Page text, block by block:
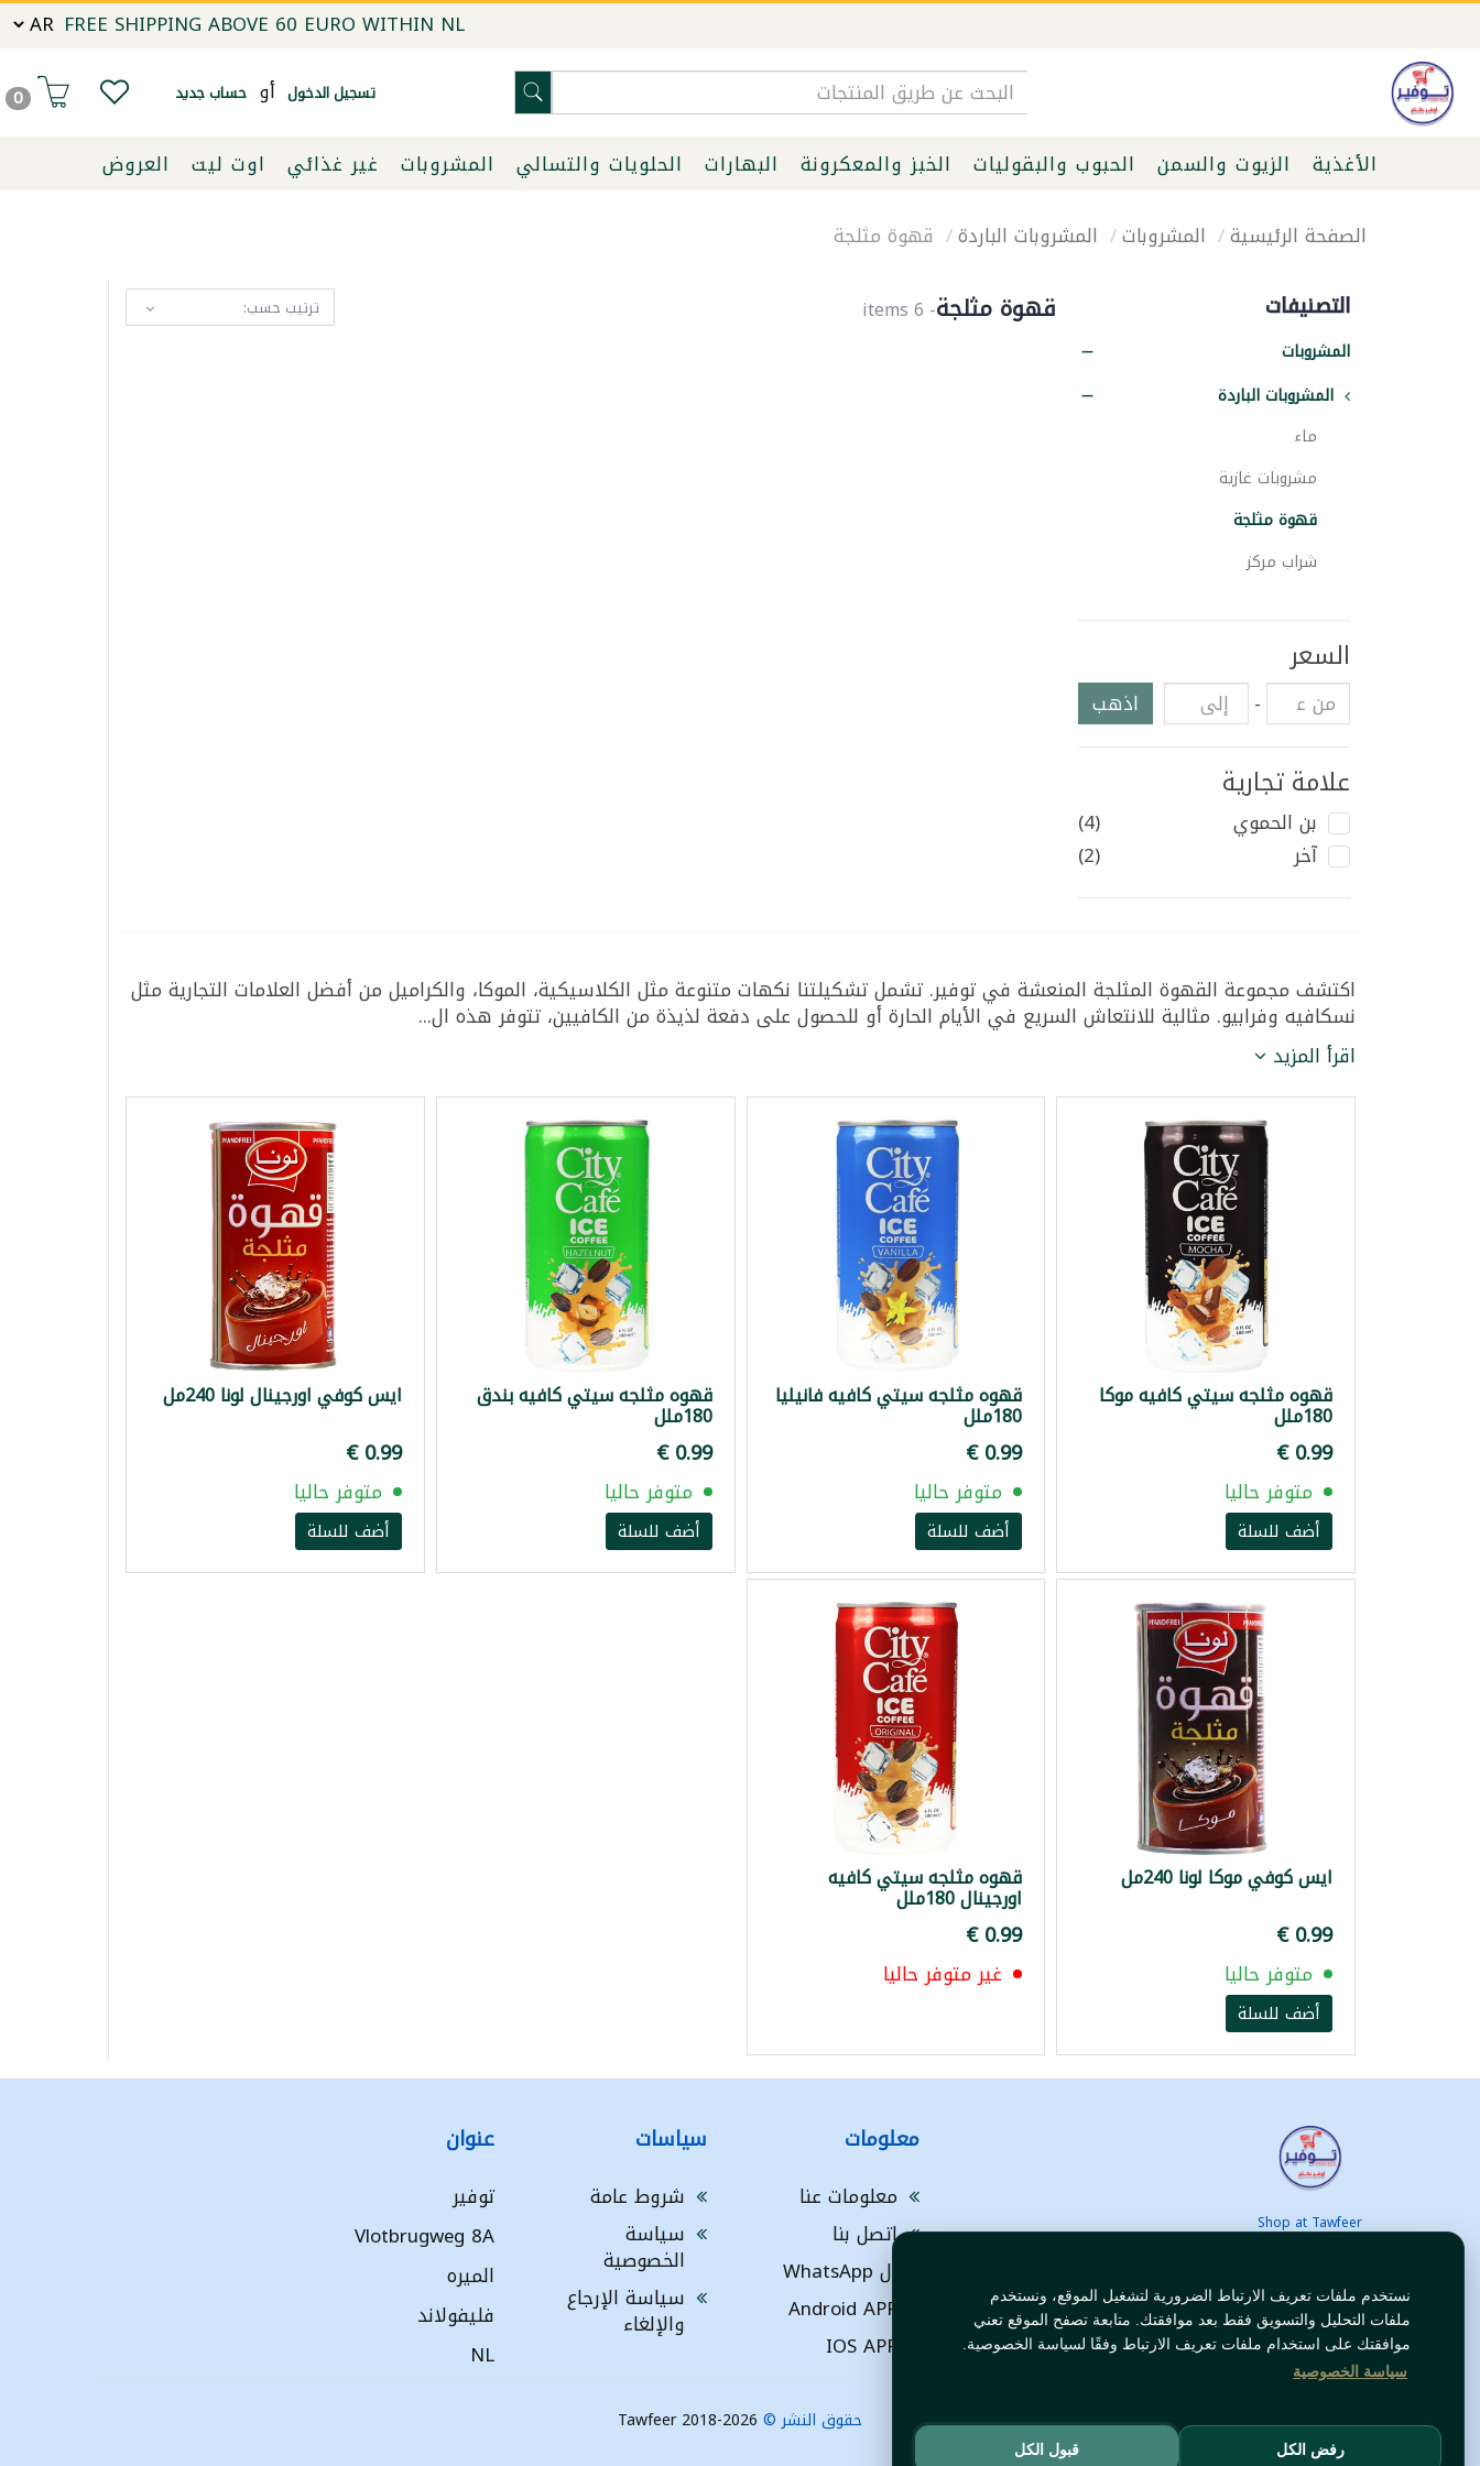
نستخدم ملفات تعريف الارتباط الضرورية لتشغيل الموقع، ونستخدم
ملفات التحليل والتسويق فقط بعد موافقتك. متابعة تصفح الموقع تعني
موافقتك على استخدام ملفات تعريف الارتباط وفقًا لسياسة الخصوصية.
سياسة الخصوصية
رفض الكل قبول الكل
FREE SHIPPING ABOVE 60 EURO WITHIN NL
تسجيل الدخول أو حساب جديد 0
الأغذية الزيوت والسمن الحبوب والبقوليات الخبز والمعكرونة البهارات الحلويات والتسالي المشروبات غير غذائي اوت ليت العروض
الصفحة الرئيسية المشروبات المشروبات الباردة قهوة مثلجة
التصنيفات
المشروبات
المشروبات الباردة
ماء
مشروبات غازية
قهوة مثلجة
شراب مركز
السعر
- اذهب
علامة تجارية
بن الحموي
(4)
آخر
(2)
قهوة مثلجة- 6 items ترتيب حسب:
اكتشف مجموعة القهوة المثلجة المنعشة في توفير. تشمل تشكيلتنا نكهات متنوعة مثل الكلاسيكية، الموكا، والكراميل من أفضل العلامات التجارية مثل
نسكافيه وفرابيو. مثالية للانتعاش السريع في الأيام الحارة أو للحصول على دفعة لذيذة من الكافيين، تتوفر هذه ال...
اقرأ المزيد
قهوه مثلجه سيتي كافيه موكا
180ملل
متوفر حاليا
أضف للسلة
قهوه مثلجه سيتي كافيه فانيليا
180ملل
‏0.99 €
متوفر حاليا
أضف للسلة
قهوه مثلجه سيتي كافيه بندق
180ملل
‏0.99 €
متوفر حاليا
أضف للسلة
ايس كوفي اورجينال لونا 240مل
‏0.99 €
متوفر حاليا
أضف للسلة
ايس كوفي موكا لونا 240مل
متوفر حاليا
أضف للسلة
قهوه مثلجه سيتي كافيه
اورجينال 180ملل
‏0.99 €
غير متوفر حاليا
Shop at Tawfeer
delivery across Europe. Save more every day!
معلومات
معلومات عنا
اتصل بنا
ال WhatsApp
Android APP
IOS APP
سياسات
شروط عامة
سياسة
الخصوصية
سياسة الإرجاع
والإلغاء
عنوان
توفير
Vlotbrugweg 8A
الميره
فليفولاند
NL
حقوق النشر © Tawfeer 2018-2026